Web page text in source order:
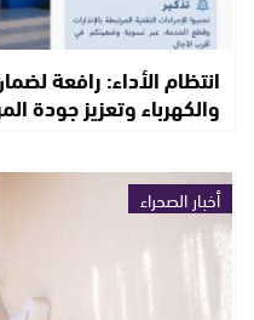
انتظام الأداء: رافعة
والكهرباء وتعزيز جودة
أخبار الصحراء